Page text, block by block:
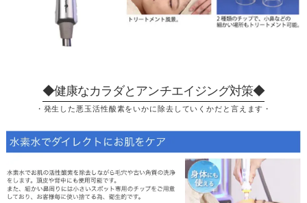
◆健康なカラダとアンチエイジング対策◆
・発生した悪玉活性酸素をいかに除去していくかだと言えます・